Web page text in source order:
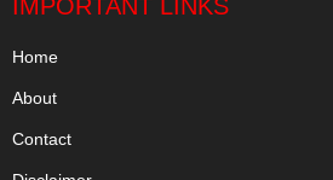
IMPORTANT LINKS
Home
About
Contact